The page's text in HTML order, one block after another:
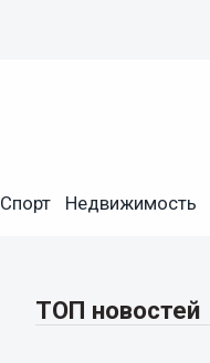
Спорт Недвижимость
ТОП новостей